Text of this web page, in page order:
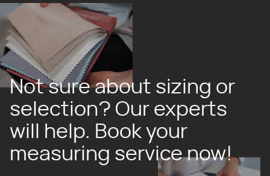
Not sure about sizing or
selection? Our experts
will help. Book your
measuring service now!